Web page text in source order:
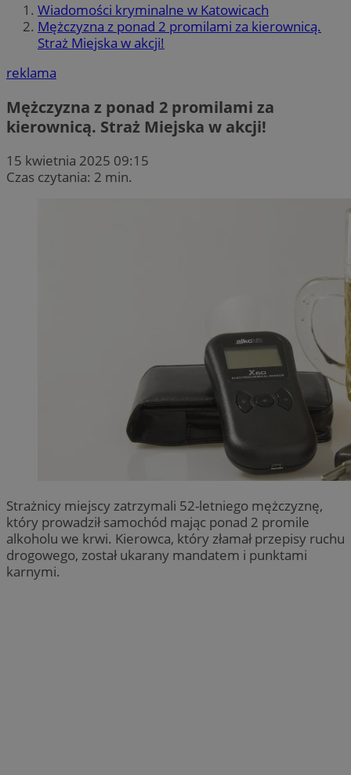
Wiadomości kryminalne w Katowicach
Mężczyzna z ponad 2 promilami za kierownicą.
Straż Miejska w akcji!
reklama
Mężczyzna z ponad 2 promilami za
kierownicą. Straż Miejska w akcji!
15 kwietnia 2025 09:15
Czas czytania: 2 min.
Strażnicy miejscy zatrzymali 52-letniego mężczyznę,
który prowadził samochód mając ponad 2 promile
alkoholu we krwi. Kierowca, który złamał przepisy ruchu
drogowego, został ukarany mandatem i punktami
karnymi.